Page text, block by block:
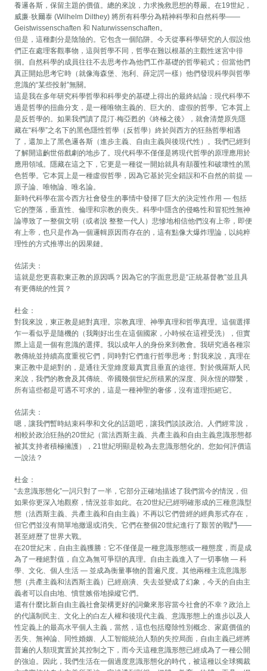
養邏各斯，保留主題的價值。總的來說，力求挽救思想的尊嚴。在19世紀，
威廉·狄爾泰 (Wilhelm Dilthey) 將所有科學分為精神科學和自然科學——
Geistwissenschaften 和 Naturwissenschaften。
但是，這種劃分是陰險的。它包含一個陷阱。今天從事科學研究的人假設他
們正在處理客觀事物，這與哲學不同，哲學在難以根基的主觀性迷宮中徘
徊。自然科學的成員往往不去思考作為他們工作基礎的哲學範式；但當他們
真正開始思考它時（就像海森堡、泡利、薛定諤一樣）他們發現科學與哲學
意識的“某些投射”無關。
這是我在多年研究科學哲學和科學史的基礎上得出的最終結論：現代科學不
過是哲學的扭曲分支，是一種唯物主義的、巨大的、虛假的哲學。它本質上
是反哲學的。如果我們讀了昆汀·梅亞甦的《終極之後》，就會清楚原先隱
藏在“科學”之名下的黑色隱性哲學（反哲學）終於與西方的狂熱哲學相遇
了，還加上了黑色邏各斯（進步主義、自由主義與後現代性）。我們已經到
了解開這齣世俗戲劇的地步了。現代科學不僅僅是將現代哲學的原理應用於
應用領域。隱藏在這之下，它更是一種從一開始就具有顛覆性和破壞性的黑
色哲學。它本質上是一種虛假哲學，因為它基於完全錯誤和不自然的前提 —
原子論、唯物論、唯名論。
新時代科學在當今西方社會發生的事情中發揮了巨大的決定性作用 — 包括
它的墮落，垂直性、倫理和宗教的喪失。科學中隱含的侵略性和冒犯性無神
論導致了一整個文明（或者說 整整一代人）悲慘地相信他們沒有上帝，即便
有上帝，也只是作為一個邏輯原因而存在的，這有點像大爆炸理論，以純粹
理性的方式推導出的因果鏈。
佐諾夫：
這就是您更喜歡東正教的原因嗎？因為它的字面意思是“正統基督教”並且具
有更傳統的性質？
杜金：
對我來說，東正教是絕對真理。宗教真理、神學真理和哲學真理。這個選擇
乍一看似乎是隨機的（我剛好出生在這個國家，小時候在這裡受洗），但實
際上這是一個有意識的選擇。我以成年人的身份來到教會。我研究過各種宗
教傳統並持續高度重視它們，同時對它們進行哲學思考；對我來說，真理在
東正教中是絕對的，是通往天堂維度最真實且垂直的途徑。對於俄羅斯人民
來說，我們的教會及其傳統、帝國幾個世紀所積累的深度、與永恆的聯繫，
所有這些都是可遇不可求的，這是一種神聖的奢侈，沒有道理拒絕它。
佐諾夫：
嗯，讓我們暫時結束科學和文化的話題吧，讓我們談談政治。人們經常說，
相較於政治狂熱的20世紀（當法西斯主義、共產主義和自由主義意識形態都
被其支持者積極擁護），21世紀明顯是較為去意識形態化的。您如何評價這
一說法？
杜金：
“去意識形態化”一詞只對了一半，它部分正確地描述了我們當今的情況，但
如果你更深入地觀察，情況並非如此。在20世紀已經明確形成的三種意識型
態（法西斯主義、共產主義和自由主義）不再以它們曾經的經典形式存在，
但它們並沒有簡單地撤退或消失。它們在整個20世紀進行了艱苦的戰鬥——
甚至經歷了世界大戰。
在20世紀末，自由主義獲勝：它不僅僅是一種意識形態或一種態度，而是成
為了一種絕對值，自立為無可爭辯的真理。自由主義進入了一切事物 — 科
學、文化、個人生活 — 並成為衡量事物的普遍尺度。其他兩種主流意識形
態（共產主義和法西斯主義）已經崩潰、失去並變成了幻象，今天的自由主
義者可以自由地、憤世嫉俗地操縱它們。
還有什麼比新自由主義社會架構更好的詞彙來形容當今社會的不幸？政治上
的代議制民主、文化上的白左人權和後現代主義、意識形態上的進步以及人
性定義上的最高水平個人主義，當然，這也包括廢除性別概念、家庭價值的
丟失、無神論、同性婚姻、人工智能統治人類的失控局面，自由主義已經將
普遍的人類現實置於其控制之下，而今天這種意識形態已經成為了一種公開
的強迫。因此，我們生活在一個過度意識形態化的時代，被這種以全球獨裁